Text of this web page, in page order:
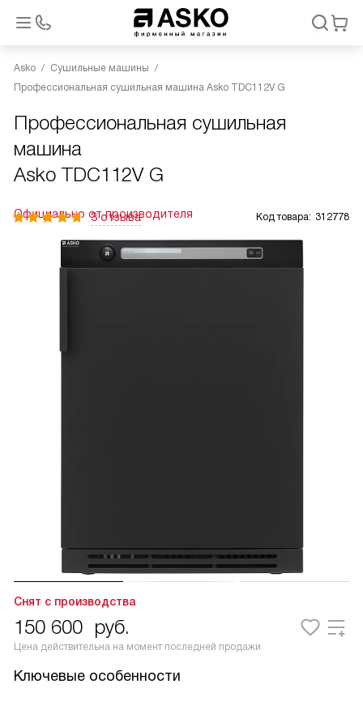
Asko
Сушильные машины
Профессиональная сушильная машина Asko TDC112V G
Профессиональная сушильная
машина
Asko TDC112V G
Официально от производителя
3 отзыва Код товара: 312778
Снят с производства
150 600 руб.
Цена действительна на момент последней продажи
Ключевые особенности